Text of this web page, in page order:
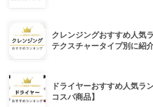
クレンジングおすすめ人気
テクスチャータイプ別に紹介
ドライヤーおすすめ人気ラ
コスパ商品】